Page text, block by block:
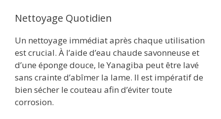
Nettoyage Quotidien
Un nettoyage immédiat après chaque utilisation
est crucial. À l’aide d’eau chaude savonneuse et
d’une éponge douce, le Yanagiba peut être lavé
sans crainte d’abîmer la lame. Il est impératif de
bien sécher le couteau afin d’éviter toute
corrosion.